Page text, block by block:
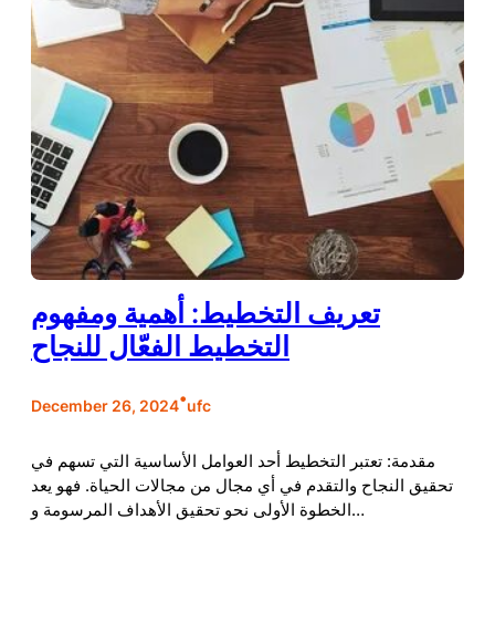
تعريف التخطيط: أهمية ومفهوم
التخطيط الفعّال للنجاح
December 26, 2024•ufc
مقدمة: تعتبر التخطيط أحد العوامل الأساسية التي تسهم في
تحقيق النجاح والتقدم في أي مجال من مجالات الحياة. فهو يعد
الخطوة الأولى نحو تحقيق الأهداف المرسومة و…